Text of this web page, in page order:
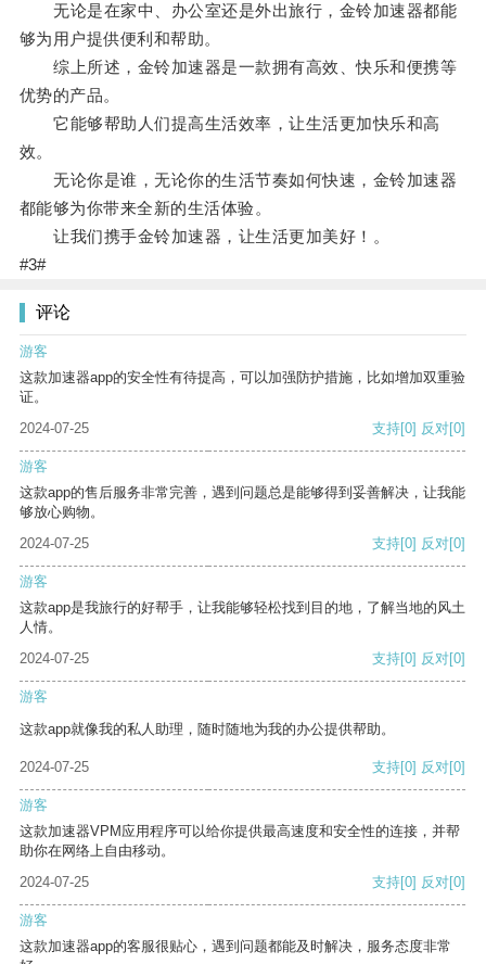
无论是在家中、办公室还是外出旅行，金铃加速器都能
够为用户提供便利和帮助。
综上所述，金铃加速器是一款拥有高效、快乐和便携等
优势的产品。
它能够帮助人们提高生活效率，让生活更加快乐和高
效。
无论你是谁，无论你的生活节奏如何快速，金铃加速器
都能够为你带来全新的生活体验。
让我们携手金铃加速器，让生活更加美好！。
#3#
评论
游客
这款加速器app的安全性有待提高，可以加强防护措施，比如增加双重验
证。
2024-07-25
支持[0] 反对[0]
游客
这款app的售后服务非常完善，遇到问题总是能够得到妥善解决，让我能
够放心购物。
2024-07-25
支持[0] 反对[0]
游客
这款app是我旅行的好帮手，让我能够轻松找到目的地，了解当地的风土
人情。
2024-07-25
支持[0] 反对[0]
游客
这款app就像我的私人助理，随时随地为我的办公提供帮助。
2024-07-25 支持[0] 反对[0]
游客
这款加速器VPM应用程序可以给你提供最高速度和安全性的连接，并帮
助你在网络上自由移动。
2024-07-25
支持[0] 反对[0]
游客
这款加速器app的客服很贴心，遇到问题都能及时解决，服务态度非常